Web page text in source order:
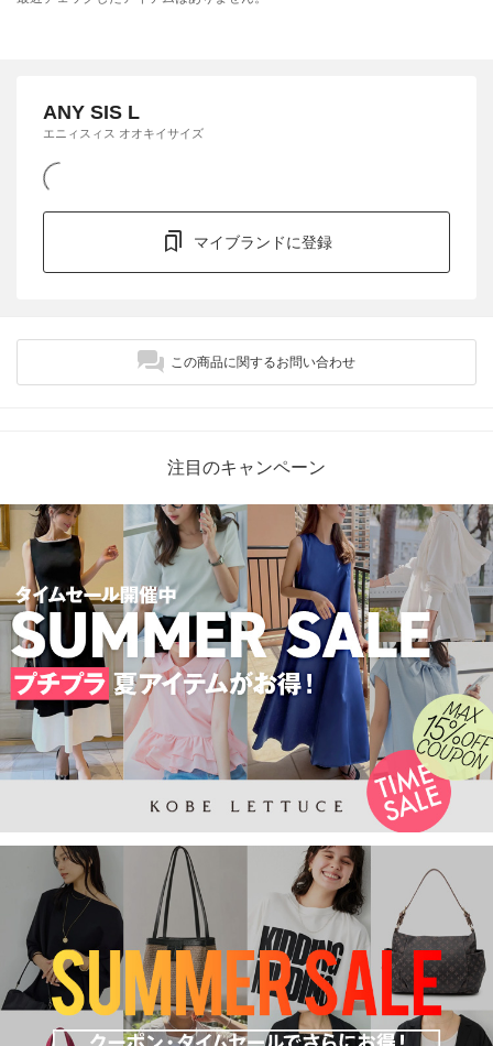
ANY SIS L
エニィスィス オオキイサイズ
マイブランドに登録
この商品に関するお問い合わせ
注目のキャンペーン